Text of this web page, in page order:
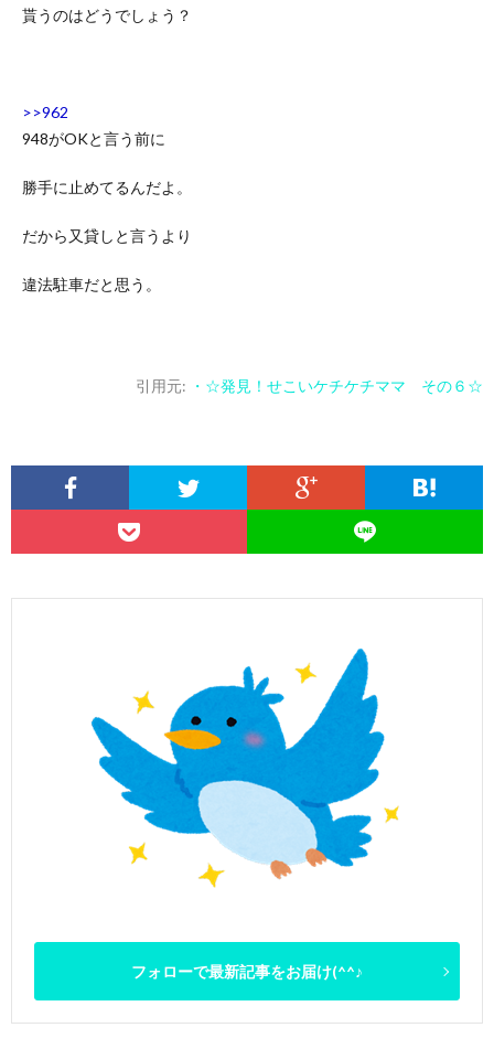
貰うのはどうでしょう？
>>962
948がOKと言う前に
勝手に止めてるんだよ。
だから又貸しと言うより
違法駐車だと思う。
引用元: ・☆発見！せこいケチケチママ その６☆
フォローで最新記事をお届け(^^♪